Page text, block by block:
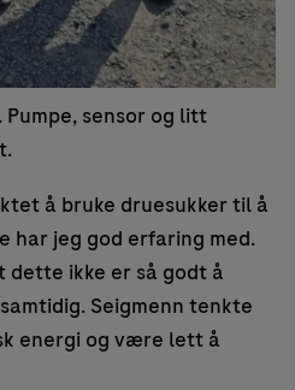
sensor og litt
å bruke druesukker til å
har jeg god erfaring med.
dette ikke er så godt å
Seigmenn tenkte
energi og være lett å